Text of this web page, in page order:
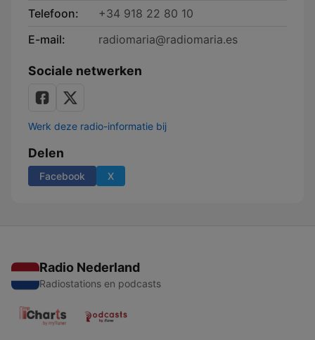
Telefoon:
+34 918 22 80 10
E-mail:
radiomaria@radiomaria.es
Sociale netwerken
Werk deze radio-informatie bij
Delen
Facebook X
Radio Nederland
Radiostations en podcasts